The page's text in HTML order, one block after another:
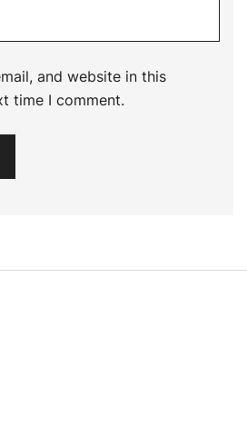
and website in this
time I comment.